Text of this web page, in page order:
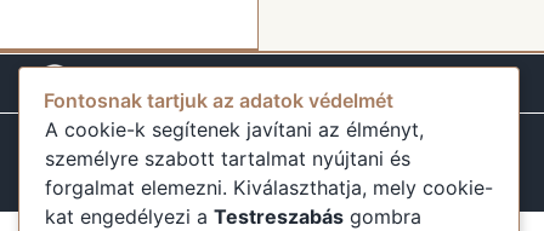
Minden jog fenntartva Minden ami Szállás 2025
ÁSZF
GYIK mindenamiszallas.hu@gmail.com
Fontosnak tartjuk az adatok védelmét
A cookie-k segítenek javítani az élményt,
személyre szabott tartalmat nyújtani és
forgalmat elemezni. Kiválaszthatja, mely cookie-
kat engedélyezi a Testreszabás gombra